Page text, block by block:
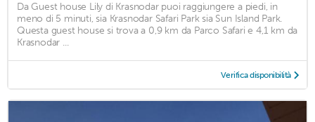
Da Guest house Lily di Krasnodar puoi raggiungere a piedi, in
meno di 5 minuti, sia Krasnodar Safari Park sia Sun Island Park.
Questa guest house si trova a 0,9 km da Parco Safari e 4,1 km da
Krasnodar ...
Verifica disponibilità